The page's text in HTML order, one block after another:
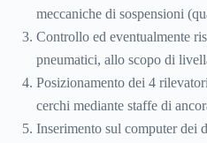
meccaniche di sospensioni
Controllo ed eventualmente
pneumatici, allo scopo di
Posizionamento dei 4
cerchi mediante staffe di
Inserimento sul computer dei